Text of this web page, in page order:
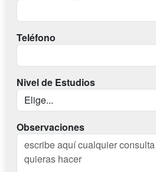
Teléfono
Nivel de Estudios
Observaciones